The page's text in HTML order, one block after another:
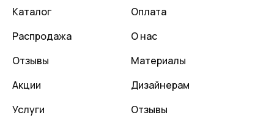
Каталог
Распродажа
Отзывы
Акции
Услуги
Оплата
О нас
Материалы
Дизайнерам
Отзывы